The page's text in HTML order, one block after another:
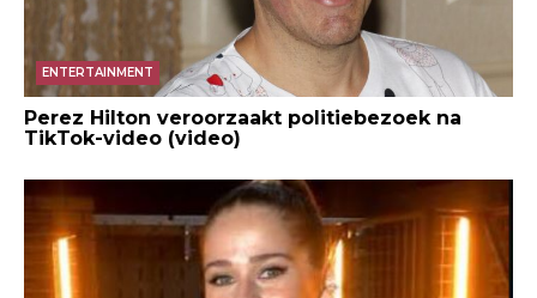
ENTERTAINMENT
Perez Hilton veroorzaakt politiebezoek na
TikTok-video (video)